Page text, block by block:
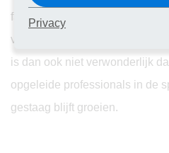
fanatiek sport of slechts af en
voordelen van
is dan ook niet verwonderlijk
opgeleide professionals in de
gestaag blijft groeien.
Privacy